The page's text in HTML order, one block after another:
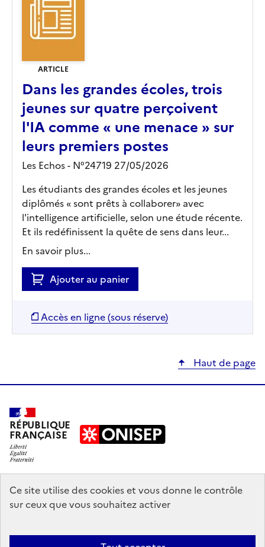
Ce site utilise des cookies et vous donne le contrôle
sur ceux que vous souhaitez activer
ARTICLE
Dans les grandes écoles, trois
jeunes sur quatre perçoivent
l'IA comme « une menace » sur
leurs premiers postes
Les Echos - N°24719 27/05/2026
Les étudiants des grandes écoles et les jeunes
diplômés « sont prêts à collaborer» avec
l'intelligence artificielle, selon une étude récente.
Et ils redéfinissent la quête de sens dans leur...
En savoir plus...
Ajouter au panier
Accès en ligne (sous réserve)
Haut de page
RÉPUBLIQUE
FRANÇAISE
education.gouv.fr
enseignementsup-recherche.gouv.fr